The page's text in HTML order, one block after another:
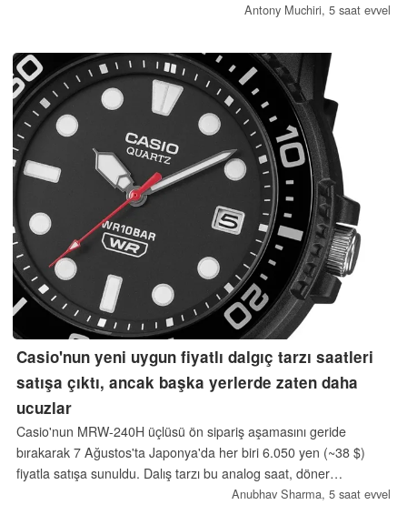
veya 330 Hz'de 1440p çözünürlük sunan çift modlu bir panel
Antony Muchiri, 5 saat evvel
Casio'nun yeni uygun fiyatlı dalgıç tarzı saatleri
satışa çıktı, ancak başka yerlerde zaten daha
ucuzlar
Casio'nun MRW-240H üçlüsü ön sipariş aşamasını geride
bırakarak 7 Ağustos'ta Japonya'da her biri 6.050 yen (~38 $)
fiyatla satışa sunuldu. Dalış tarzı bu analog saat, döner
alüminyum çerçeve, 10 bar su geçirmezlik ve tarih göstergesi
Anubhav Sharma, 5 saat evvel